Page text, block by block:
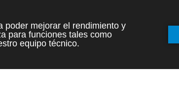
poder mejorar el rendimiento y
para funciones tales como
equipo técnico.